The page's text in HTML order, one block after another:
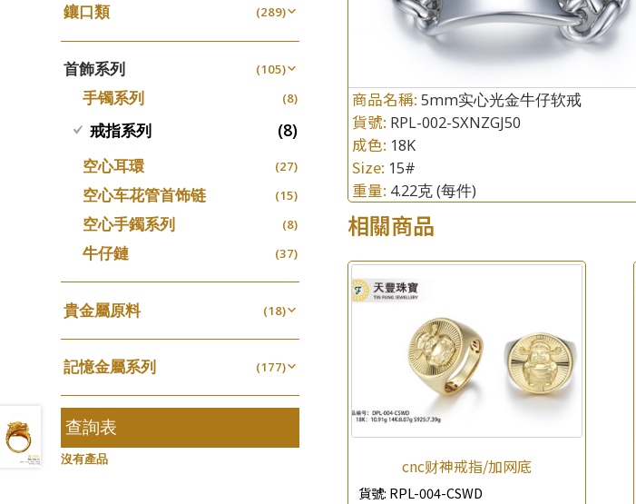
產品查詢
公司名稱
查詢以下產品
商品名稱: 5mm实心光金牛仔软戒
貨號: RPL-002-SXNZGJ50
成色: 18K
Size: 15#
重量: 4.22克(每件)
相關商品
cnc财神戒指/加网底
貨號: RPL-004-CSWD
十字鏈系列 (56)
十字車花鏈系列 (48)
十字閃O鏈系列 (27)
十字錘打鏈系列 (17)
側身車花鏈系列 (8)
側身鏈系列 (9)
肖邦鏈系列 (14)
雙十字鏈系列 (4)
水波鏈系列 (4)
蛇骨鏈系列 (6)
鏈尾系列 (6)
盒子鏈系列 (6)
嘴唇鏈系列 (3)
竹節鏈系列 (5)
S車花鏈系列
珍珠鏈系列 (3)
卷迫系列 (13)
螺絲迫系列 (15)
梅花迫系列 (19)
平臺迫系列 (74)
綫拍系列 (42)
美拍系列 (16)
耳針系列 (6)
耳環扣系列 (29)
耳綫/耳鈎系列 (25)
耳環 (71)
鏈類配件
調節珠系列
生圈扣系列
龍蝦扣系列 (93)
鴨俐制系列 (18)
字印牌系列 (21)
字母吊墜 (20)
相盒吊墜 (11)
項鏈吊墜
生肖吊墜 (27)
管扣系列
星座吊墜 (12)
水泡扣 (17)
珠扣
其他類配件 (161)
珠盤系列 (16)
袖口鈕系列 (7)
焊片及鐳射綫
空心車花管
其他
珠類配件 (39)
無孔光身珠 (7)
空心光身珠 (5)
無孔批花珠 (5)
空心批花珠 (22)
鑲口類 (289)
四爪頭系列 (20)
六爪頭系列 (41)
車花片 (35)
動感車花片 (20)
鑲口戒指
鑲口手鏈系列
首飾系列 (105)
手镯系列 (8)
戒指系列 (8)
空心耳環 (27)
空心车花管首饰链 (15)
空心手鐲系列 (8)
牛仔鏈 (37)
貴金屬原料 (18)
千足金 (18)
記憶金屬系列 (177)
記憶戒指 (30)
拉簧珠珠手鏈
記憶鈦手鐲
查詢表
沒有產品